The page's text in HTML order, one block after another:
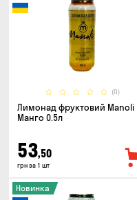
(0)
Лимонад фруктовий Manoli
Манго 0.5л
53,50
грн за 1 шт
Новинка